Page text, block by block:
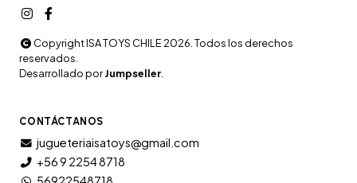
Copyright ISA TOYS CHILE 2026. Todos los derechos
reservados.
Desarrollado porJumpseller.
CONTÁCTANOS
jugueteriaisatoys@gmail.com
+56 9 2254 8718